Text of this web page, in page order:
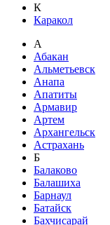
К
Каракол
А
Абакан
Альметьевск
Анапа
Апатиты
Армавир
Артем
Архангельск
Астрахань
Б
Балаково
Балашиха
Барнаул
Батайск
Бахчисарай